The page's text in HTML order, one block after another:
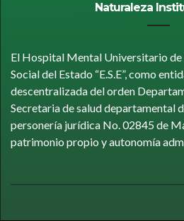
Naturaleza
El Hospital Mental Universitario de
Social del Estado “E.S.E”, como
descentralizada del orden
Secretaria de salud departamental
personería jurídica No. 02845 de
patrimonio propio y autonomía